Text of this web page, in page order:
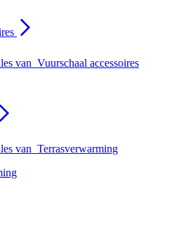
van Vuurschaal accessoires
van Terrasverwarming